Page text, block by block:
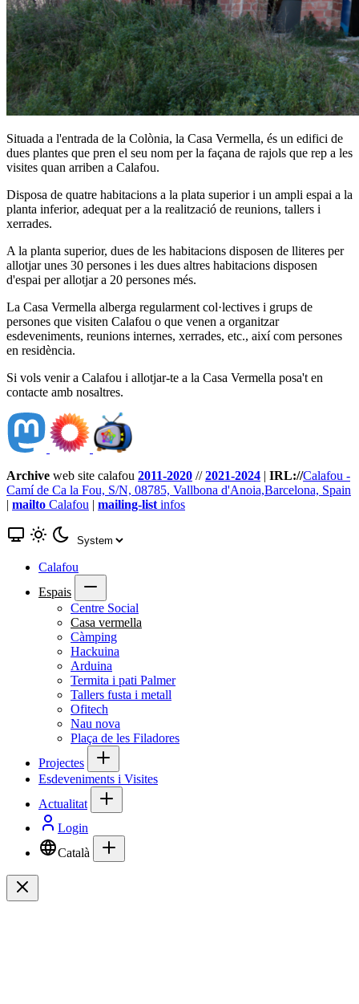
Situada a l'entrada de la Colònia, la Casa Vermella, és un edifici de
dues plantes que pren el seu nom per la façana de rajols que rep a les
visites quan arriben a Calafou.
Disposa de quatre habitacions a la plata superior i un ampli espai a la
planta inferior, adequat per a la realització de reunions, tallers i
xerrades.
A la planta superior, dues de les habitacions disposen de lliteres per
allotjar unes 30 persones i les dues altres habitacions disposen
d'espai per allotjar a 20 persones més.
La Casa Vermella alberga regularment col·lectives i grups de
persones que visiten Calafou o que venen a organitzar
esdeveniments, reunions internes, xerrades, etc., així com persones
en residència.
Si vols venir a Calafou i allotjar-te a la Casa Vermella posa't en
contacte amb nosaltres.
Archive web site calafou 2011-2020 //2021-2024 | IRL://Calafou -
Camí de Ca la Fou, S/N, 08785, Vallbona d'Anoia,Barcelona, Spain
| mailto Calafou | mailing-list infos
Calafou
Espais
Centre Social
Casa vermella
Càmping
Hackuina
Arduina
Termita i pati Palmer
Tallers fusta i metall
Ofitech
Nau nova
Plaça de les Filadores
Projectes
Esdeveniments i Visites
Actualitat
Login
Català